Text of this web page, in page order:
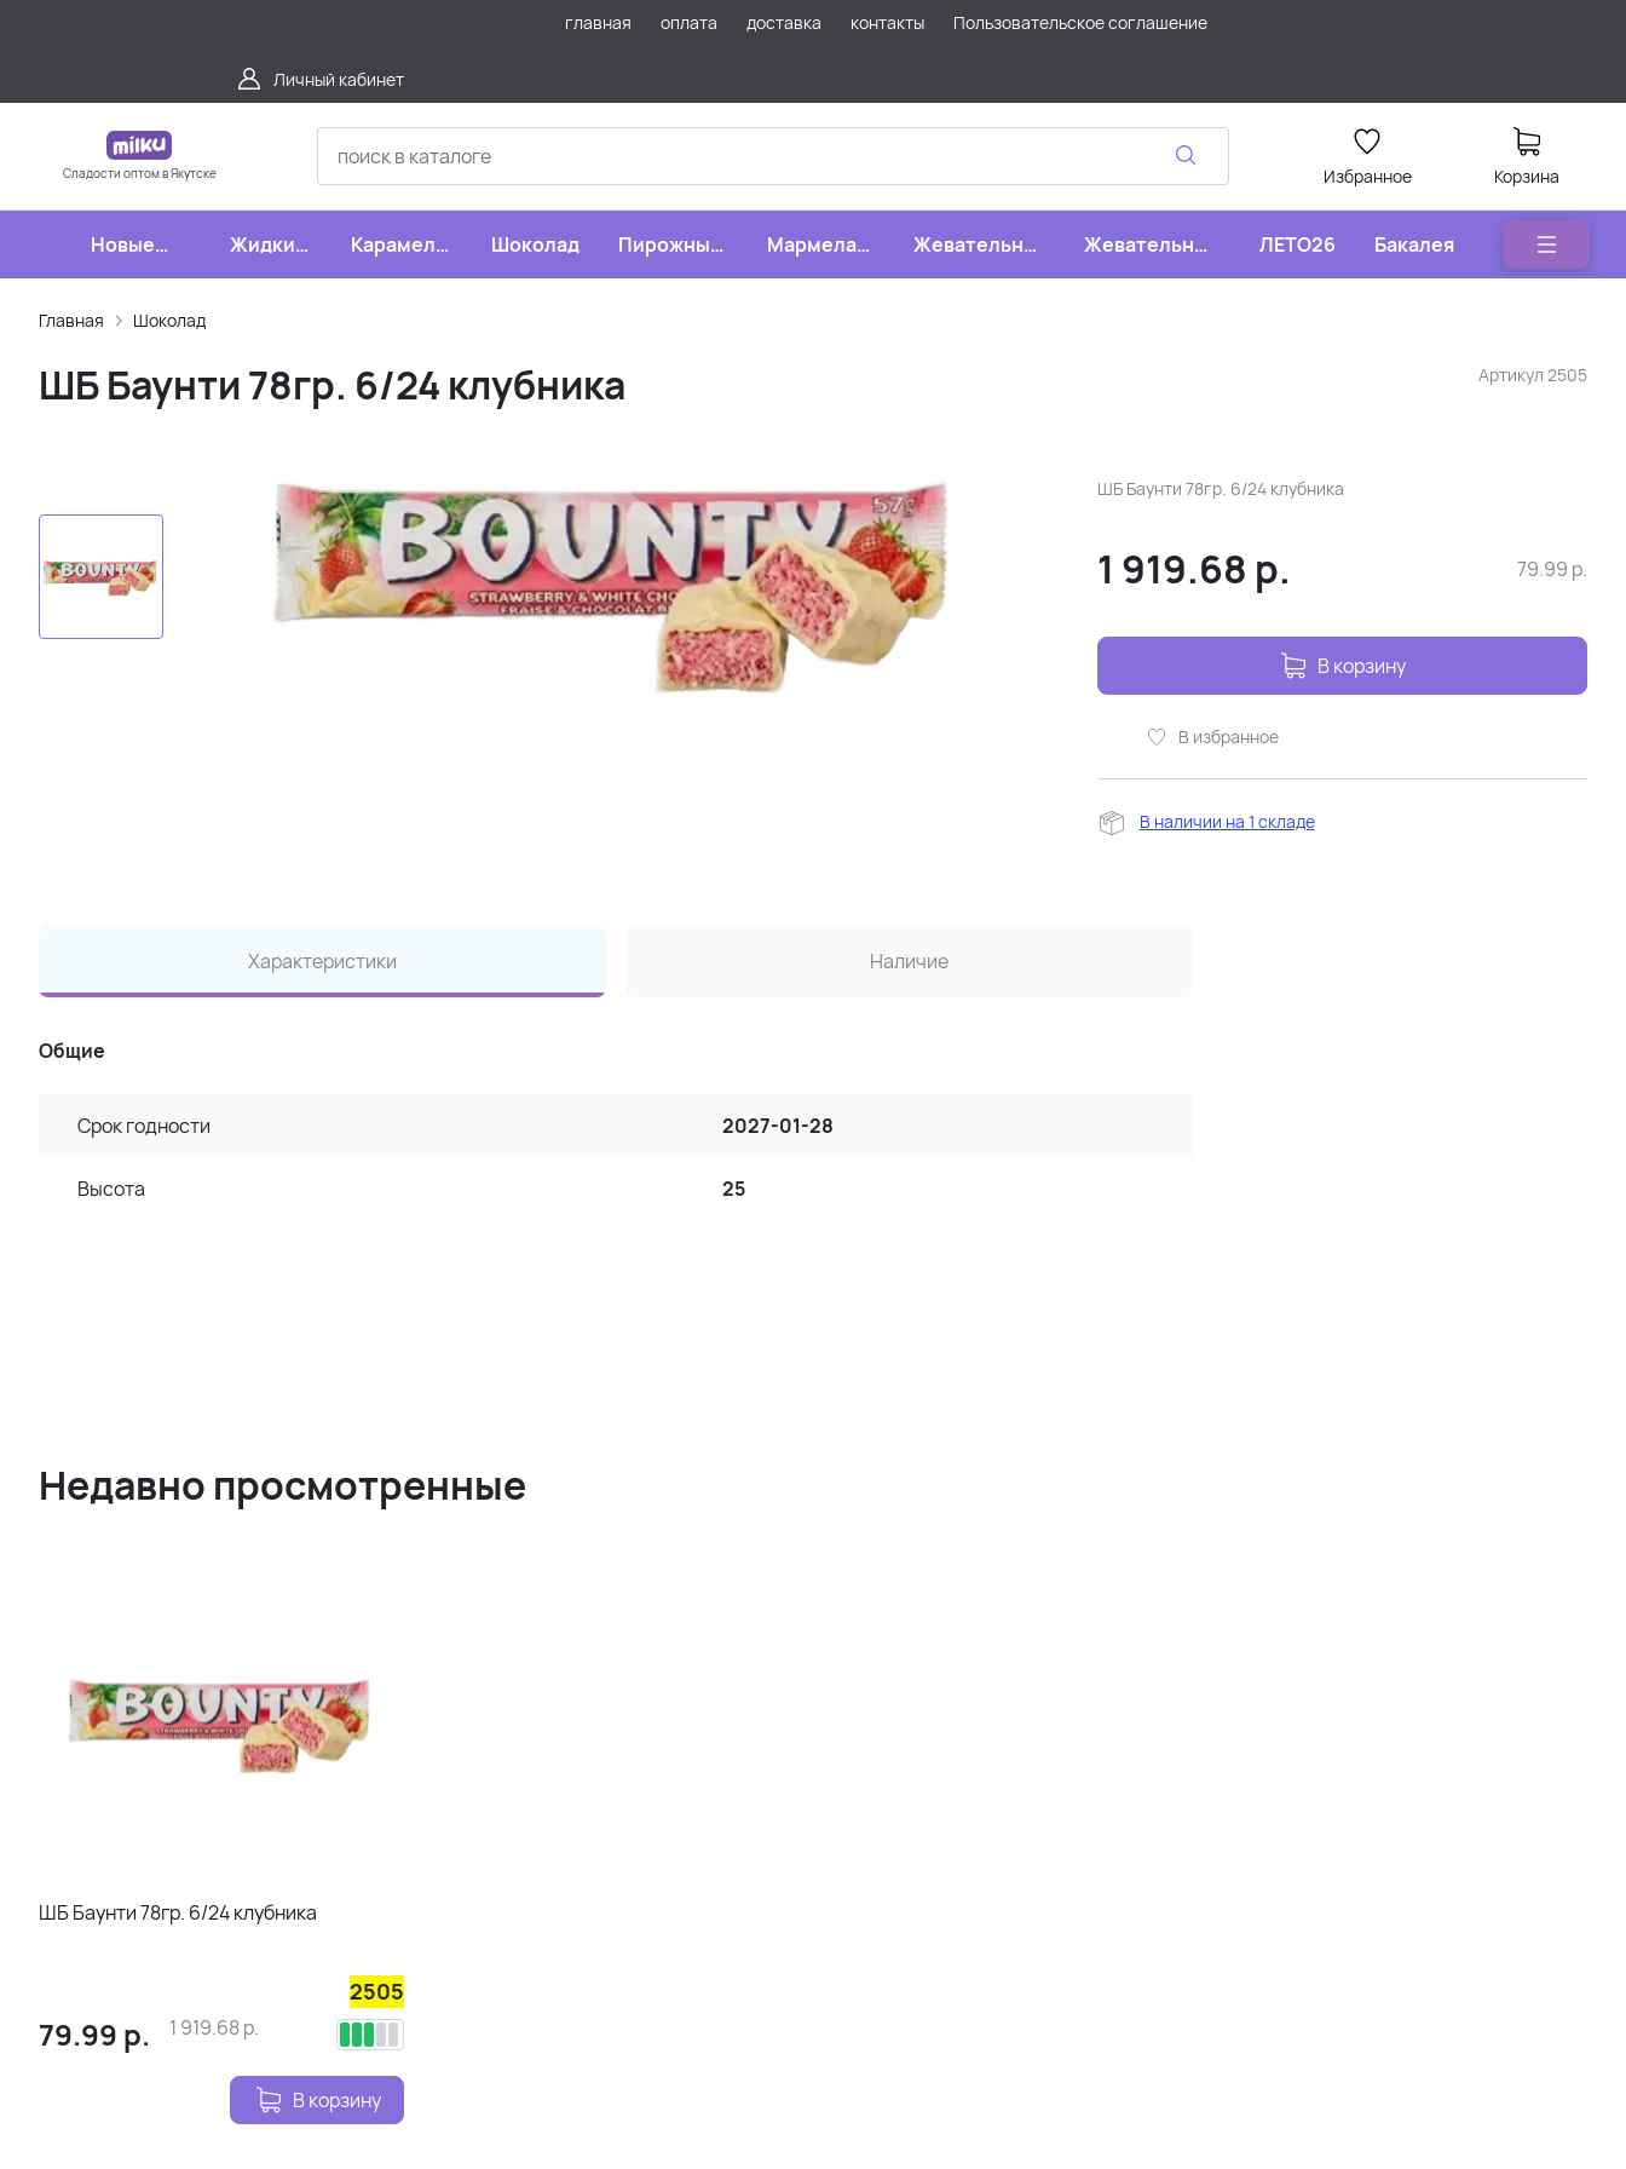
главная оплата доставка контакты Пользовательское соглашение
Личный кабинет
Сладости оптом в Якутске Избранное Корзина
Новые
поступления
Жидкие
конфеты
Карамель,
леденцы,
Шоколад
Пирожные,
бисквиты,
Мармелад,
зефир,
Жевательная
резинка
Жевательные
конфеты
ЛЕТО26 Бакалея
Главная Шоколад
Артикул 2505
ШБ Баунти 78гр. 6/24 клубника
ШБ Баунти 78гр. 6/24 клубника
1 919.68 р. 79.99 р.
В корзину
В избранное
В наличии на 1 складе
Характеристики Наличие
Общие
Срок годности 2027-01-28
Высота 25
Недавно просмотренные
ШБ Баунти 78гр. 6/24 клубника
2505
79.99 р. 1 919.68р.
В корзину